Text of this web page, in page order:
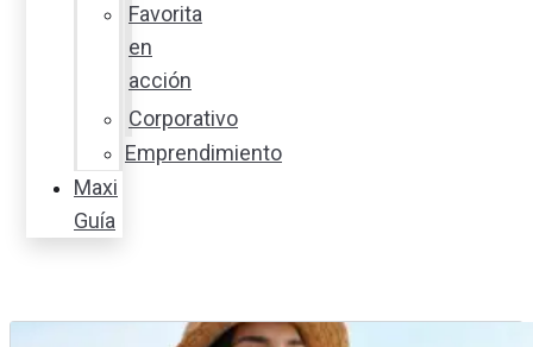
Favorita
en
acción
Corporativo
Emprendimiento
Maxi
Guía